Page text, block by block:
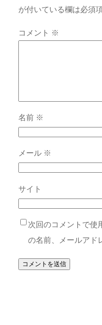
が付いている欄は必須
コメント ※
名前 ※
メール ※
サイト
次回のコメントで使
の名前、メールアド